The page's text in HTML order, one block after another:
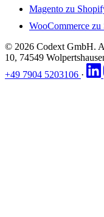
Magento zu
WooCommerce
© 2026 Codext GmbH.
10, 74549
+49 7904 5203106 ·